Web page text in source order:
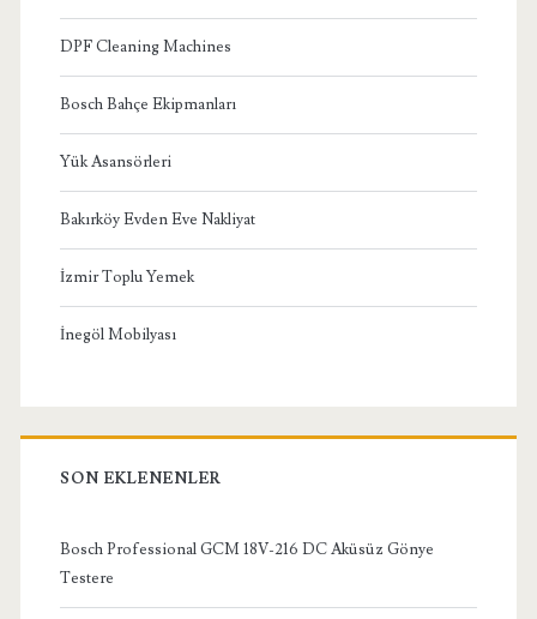
DPF Cleaning Machines
Bosch Bahçe Ekipmanları
Yük Asansörleri
Bakırköy Evden Eve Nakliyat
İzmir Toplu Yemek
İnegöl Mobilyası
SON EKLENENLER
Bosch Professional GCM 18V-216 DC Aküsüz Gönye
Testere